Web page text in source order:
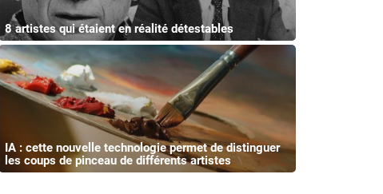
8 artistes qui étaient en réalité détestables
IA : cette nouvelle technologie permet de distinguer
les coups de pinceau de différents artistes